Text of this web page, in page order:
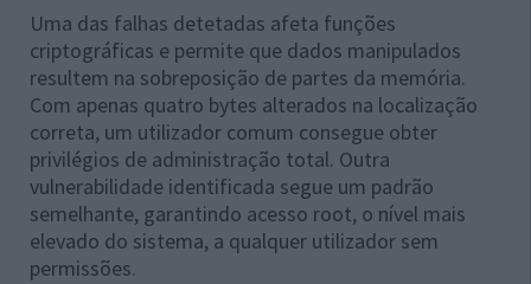
Uma das falhas detetadas afeta funções
criptográficas e permite que dados manipulados
resultem na sobreposição de partes da memória.
Com apenas quatro bytes alterados na localização
correta, um utilizador comum consegue obter
privilégios de administração total. Outra
vulnerabilidade identificada segue um padrão
semelhante, garantindo acesso root, o nível mais
elevado do sistema, a qualquer utilizador sem
permissões.